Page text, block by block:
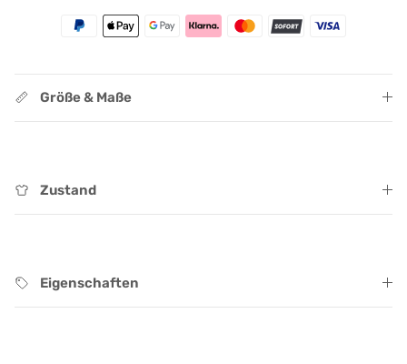
Größe & Maße
Zustand
Eigenschaften